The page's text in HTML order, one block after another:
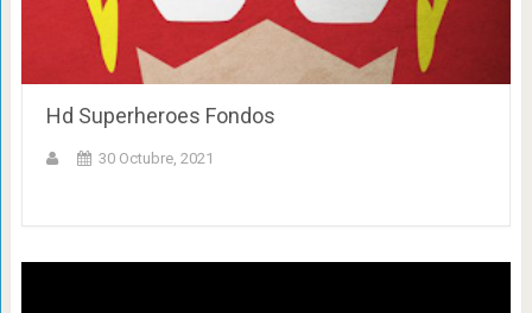
Hd Superheroes Fondos
30 Octubre, 2021